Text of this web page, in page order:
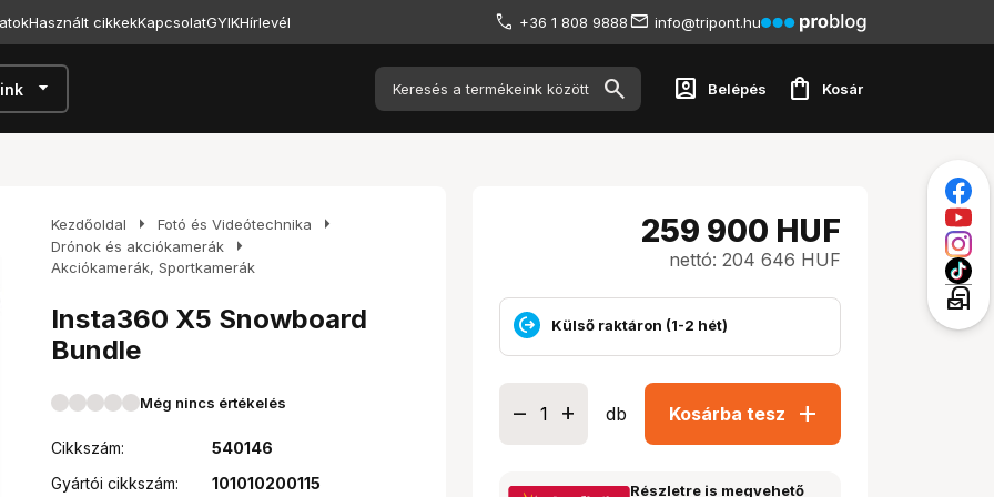
Használt cikkekKapcsolatGYIKHírlevél +36 1 808 9888 info@tripont.hu
arrow_drop_down account_box Belépés shopping_bag Kosár
Kezdőoldal arrow_right Fotó és Videótechnika arrow_right
Drónok és akciókamerák arrow_right
Akciókamerák, Sportkamerák
Insta360 X5 Snowboard
Bundle
Még nincs értékelés
Cikkszám:
540146
Gyártói cikkszám:
101010200115
259 900 HUF
nettó: 204 646 HUF
Külső raktáron (1-2 hét)
db Kosárba tesz add
Részletre is megvehető
local_post_office